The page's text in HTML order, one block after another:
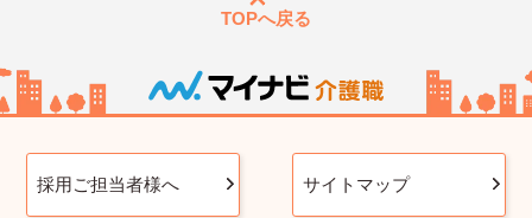
TOPへ戻る
採用ご担当者様へ サイトマップ